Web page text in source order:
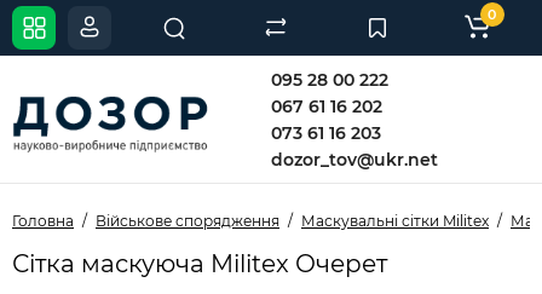
095 28 00 222
067 61 16 202
073 61 16 203
dozor_tov@ukr.net
0
Головна Військове спорядження Маскувальні сітки Militex
Сітка маскуюча Militex Очерет